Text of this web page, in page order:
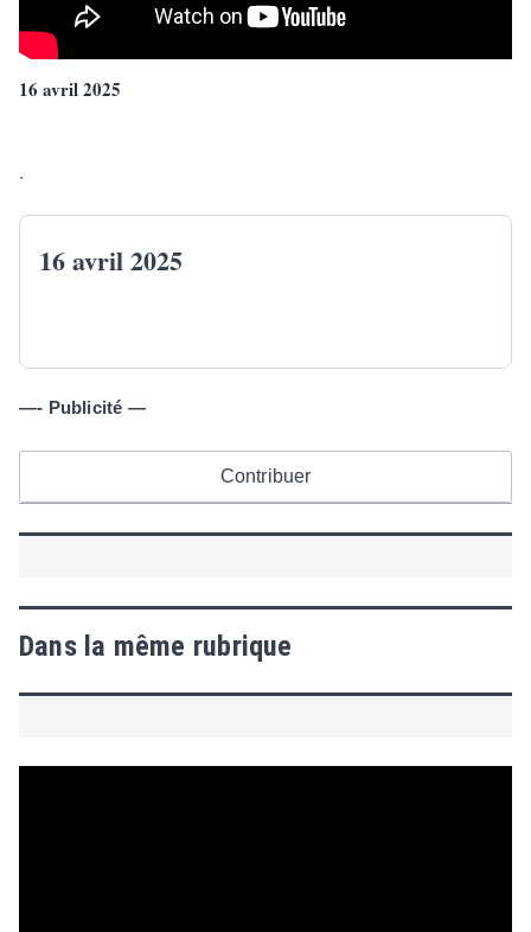
16 avril 2025
.
16 avril 2025
—- Publicité —
Contribuer
Dans la même rubrique